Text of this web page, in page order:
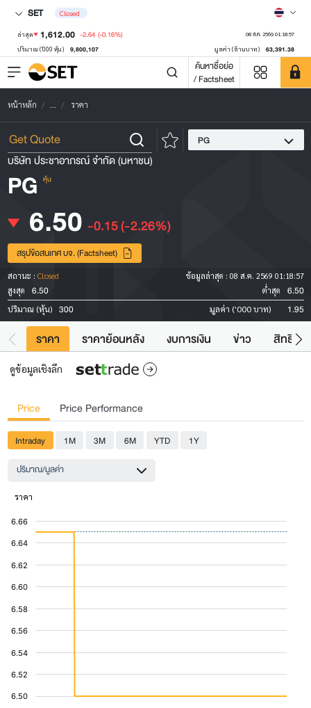
SET Closed
ล่าสุด 1,612.00 -2.64 (-0.16%) 08 ส.ค. 2569 01:18:57
ปริมาณ ('000 หุ้น) 9,800,107 มูลค่า (ล้านบาท) 63,391.38
ค้นหาชื่อย่อ
/ Factsheet
หน้าหลัก ... ราคา
PG
บริษัท ประชาอาภรณ์ จำกัด (มหาชน)
PG หุ้น
6.50 -0.15(-2.26%)
สรุปข้อสนเทศ บจ. (Factsheet)
สถานะ : Closed ข้อมูลล่าสุด : 08 ส.ค. 2569 01:18:57
สูงสุด
6.50 ต่ำสุด 6.50
ปริมาณ (หุ้น) 300 มูลค่า ('000 บาท) 1.95
ราคา ราคาย้อนหลัง งบการเงิน ข่าว สิทธิปร
ดูข้อมูลเชิงลึก
Price Price Performance
Intraday 1M 3M 6M YTD
1Y
ปริมาณ/มูลค่า